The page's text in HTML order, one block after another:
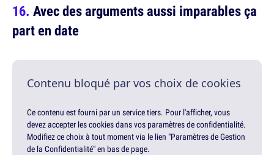
Avec des arguments aussi imparables ça
part en date
Contenu bloqué par vos choix de cookies
Ce contenu est fourni par un service tiers. Pour l'afficher, vous
devez accepter les cookies dans vos paramètres de confidentialité.
Modifiez ce choix à tout moment via le lien "Paramètres de Gestion
de la Confidentialité" en bas de page.